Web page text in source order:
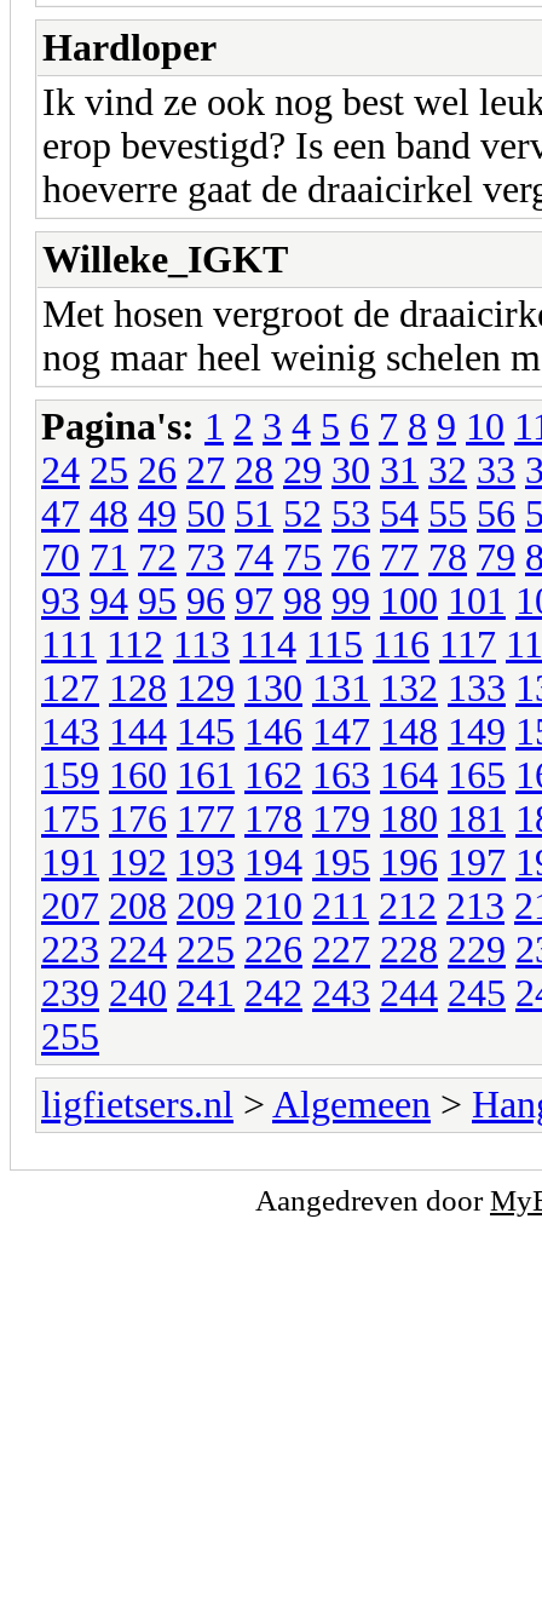
Hardloper
Ik vind ze ook nog best wel
erop bevestigd? Is een band
hoeverre gaat de draaicirkel
Willeke_IGKT
Met hosen vergroot de
nog maar heel weinig schelen
Pagina's: 1 2 3 4 5 6 7 8 9 10
24 25 26 27 28 29 30 31 32 33
47 48 49 50 51 52 53 54 55 56
70 71 72 73 74 75 76 77 78 79
93 94 95 96 97 98 99 100 101
111 112 113 114 115 116 117
127 128 129 130 131 132 133
143 144 145 146 147 148 149
159 160 161 162 163 164 165
175 176 177 178 179 180 181
191 192 193 194 195 196 197
207 208 209 210 211 212 213
223 224 225 226 227 228 229
239 240 241 242 243 244 245
255
ligfietsers.nl > Algemeen >
Aangedreven door